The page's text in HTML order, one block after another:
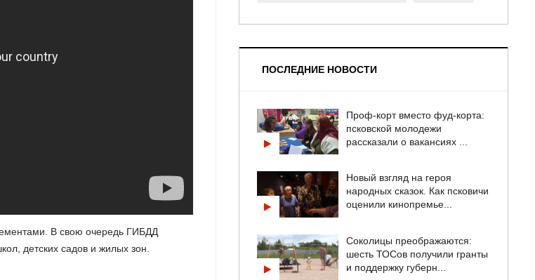
В свою очередь ГИБДД
детских садов и жилых зон.
ПОСЛЕДНИЕ НОВОСТИ
Проф-корт вместо фуд-корта:
псковской молодежи
рассказали о вакансиях ...
Новый взгляд на героя
народных сказок. Как псковичи
оценили кинопремье...
Соколицы преображаются:
шесть ТОСов получили гранты
и поддержку губерн...